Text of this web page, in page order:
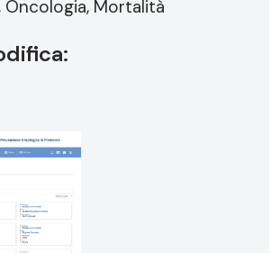
Oncologia, Mortalità